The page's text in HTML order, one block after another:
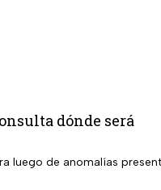
dónde será
luego de anomalías